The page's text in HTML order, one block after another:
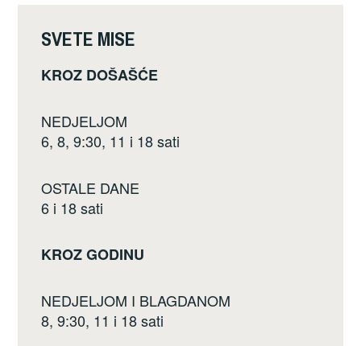
k
SVETE MISE
KROZ DOŠAŠĆE
NEDJELJOM
6, 8, 9:30, 11 i 18 sati
OSTALE DANE
6 i 18 sati
KROZ GODINU
NEDJELJOM I BLAGDANOM
8, 9:30, 11 i 18 sati